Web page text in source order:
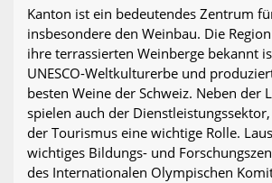
Kanton ist ein bedeutendes Zentrum
insbesondere den Weinbau. Die
ihre terrassierten Weinberge bekannt
UNESCO-Weltkulturerbe und
besten Weine der Schweiz. Neben der
spielen auch der
der Tourismus eine wichtige Rolle.
wichtiges Bildungs- und
des Internationalen Olympischen